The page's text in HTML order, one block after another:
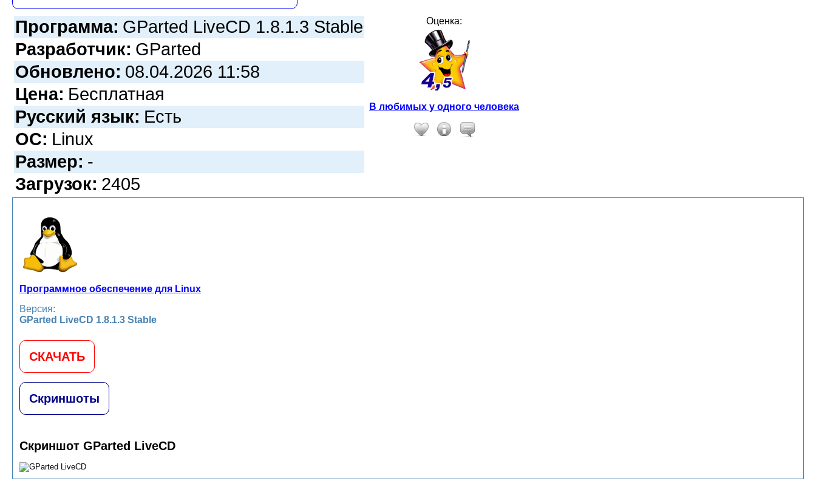
Программа: GParted LiveCD 1.8.1.3 Stable
Разработчик: GParted
Обновлено: 08.04.2026 11:58
Цена: Бесплатная
Русский язык: Есть
ОС: Linux
Размер: -
Загрузок: 2405
Оценка:
В любимых у одного человека
Программное обеспечение для Linux
Версия:
GParted LiveCD 1.8.1.3 Stable
СКАЧАТЬ
Скриншоты
Скриншот GParted LiveCD